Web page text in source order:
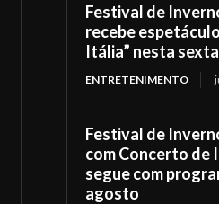
Festival de
recebe
Itália” nesta
ENTRETENIMENTO
Festival de
com Concerto de
segue com
agosto